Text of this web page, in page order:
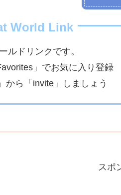
World Link
ルドリンクです。
」でお気に入り登録
から「invite」しましょう
スポ